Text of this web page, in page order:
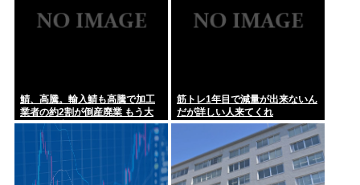
鯖、高騰。輸入鯖も高騰で加工
業者の約2割が倒産廃業 もう大
衆魚から高級魚へ…
筋トレ1年目で減量が出来ないん
だが詳しい人来てくれ